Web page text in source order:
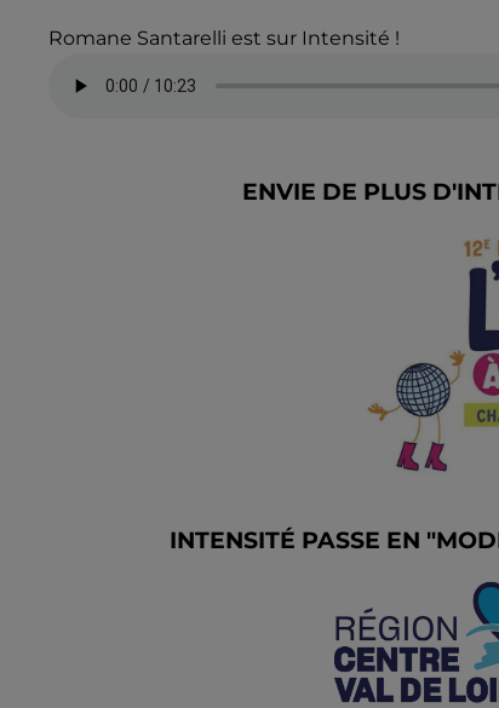
Romane Santarelli est sur Intensité !
ENVIE DE PLUS
INTENSITÉ PASSE EN